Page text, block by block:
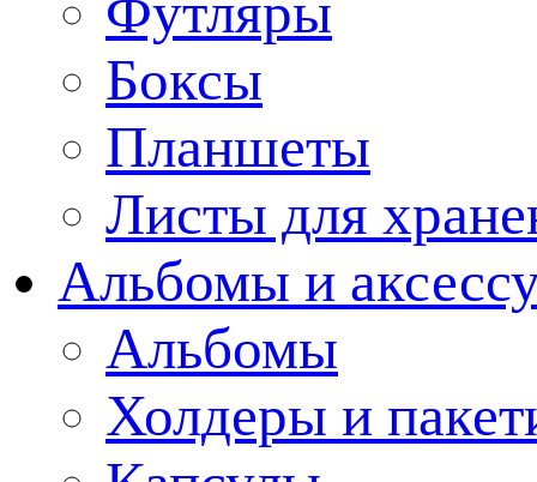
Боксы
Планшеты
Листы для
Альбомы и
Альбомы
Холдеры и